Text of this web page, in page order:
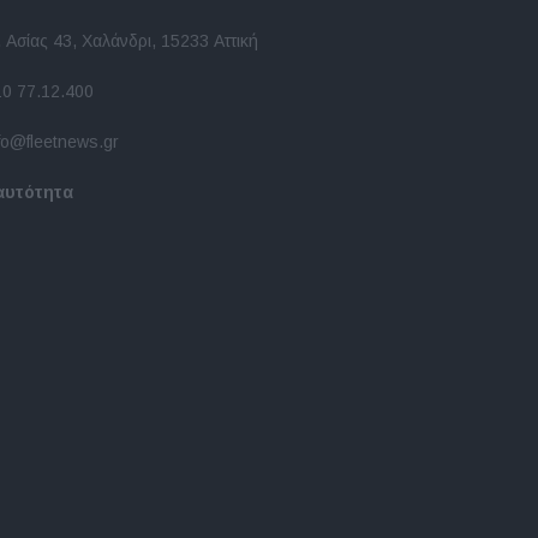
43, Χαλάνδρι, 15233 Αττική
77.12.400